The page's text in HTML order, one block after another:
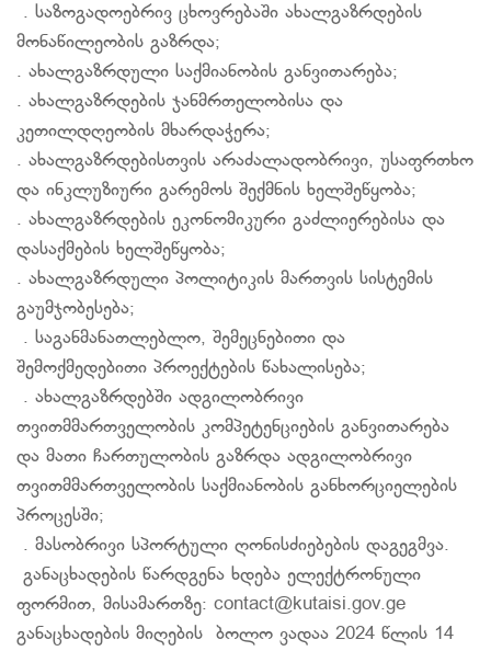
. საზოგადოებრივ ცხოვრებაში ახალგაზრდების
მონაწილეობის გაზრდა;
. ახალგაზრდული საქმიანობის განვითარება;
. ახალგაზრდების ჯანმრთელობისა და
კეთილდღეობის მხარდაჭერა;
. ახალგაზრდებისთვის არაძალადობრივი, უსაფრთხო
და ინკლუზიური გარემოს შექმნის ხელშეწყობა;
. ახალგაზრდების ეკონომიკური გაძლიერებისა და
დასაქმების ხელშეწყობა;
. ახალგაზრდული პოლიტიკის მართვის სისტემის
გაუმჯობესება;
. საგანმანათლებლო, შემეცნებითი და
შემოქმედებითი პროექტების წახალისება;
. ახალგაზრდებში ადგილობრივი
თვითმმართველობის კომპეტენციების განვითარება
და მათი ჩართულობის გაზრდა ადგილობრივი
თვითმმართველობის საქმიანობის განხორციელების
პროცესში;
. მასობრივი სპორტული ღონისძიებების დაგეგმვა.
განაცხადების წარდგენა ხდება ელექტრონული
ფორმით, მისამართზე: contact@kutaisi.gov.ge
განაცხადების მიღების ბოლო ვადაა 2024 წლის 14